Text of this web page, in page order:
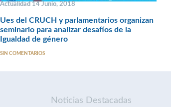
Actualidad 14 Junio, 2018
Ues del CRUCH y parlamentarios organizan
seminario para analizar desafíos de la
Igualdad de género
SIN COMENTARIOS
Noticias Destacadas